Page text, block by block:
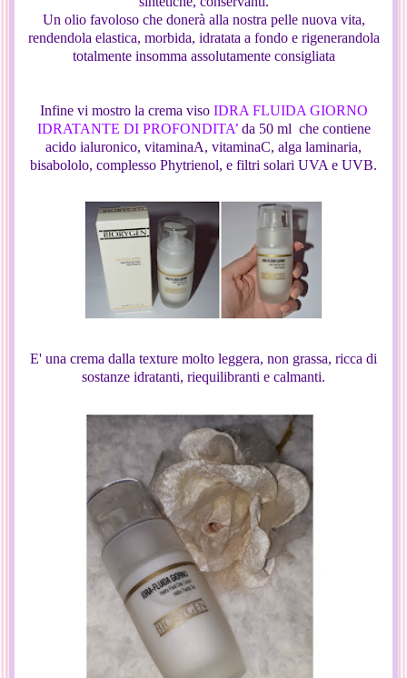
Un olio favoloso che donerà alla nostra pelle nuova vita,
rendendola elastica, morbida, idratata a fondo e rigenerandola
totalmente insomma assolutamente consigliata
Infine vi mostro la crema viso IDRA FLUIDA GIORNO
IDRATANTE DI PROFONDITA’da 50 ml che contiene
acido ialuronico, vitaminaA, vitaminaC, alga laminaria,
bisabololo, complesso Phytrienol, e filtri solari UVA e UVB.
E' una crema dalla texture molto leggera, non grassa, ricca di
sostanze idratanti, riequilibranti e calmanti.